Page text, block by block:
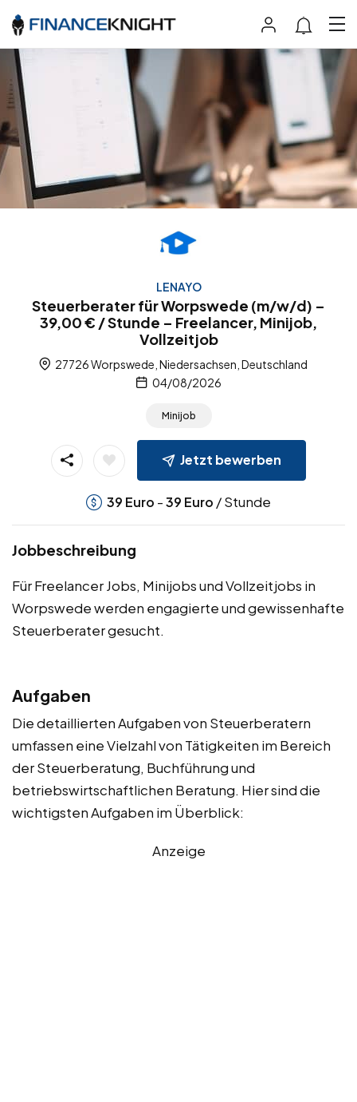
LENAYO
Steuerberater für Worpswede (m/w/d) –
39,00 € / Stunde – Freelancer, Minijob,
Vollzeitjob
27726 Worpswede, Niedersachsen, Deutschland
04/08/2026
Minijob
Jetzt bewerben
39 Euro -39 Euro / Stunde
Jobbeschreibung
Für Freelancer Jobs, Minijobs und Vollzeitjobs in
Worpswede werden engagierte und gewissenhafte
Steuerberater gesucht.
Aufgaben
Die detaillierten Aufgaben von Steuerberatern
umfassen eine Vielzahl von Tätigkeiten im Bereich
der Steuerberatung, Buchführung und
betriebswirtschaftlichen Beratung. Hier sind die
wichtigsten Aufgaben im Überblick:
Anzeige